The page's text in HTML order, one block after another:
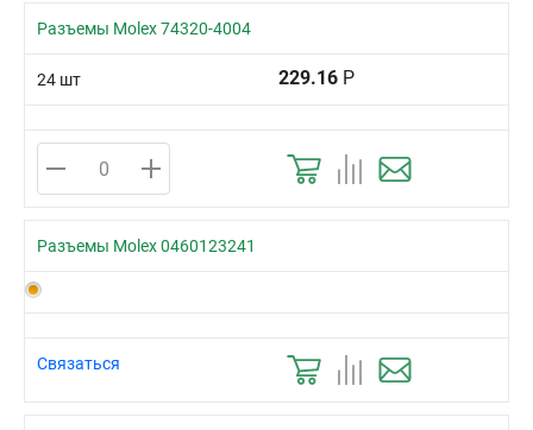
Разъемы Molex 74320-4004
24 шт 229.16 Р
Разъемы Molex 0460123241
Связаться